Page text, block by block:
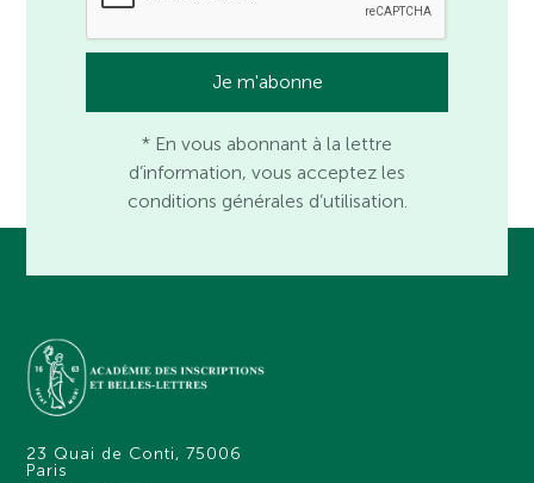
* En vous abonnant à la lettre
d’information, vous acceptez les
conditions générales d’utilisation.
23 Quai de Conti, 75006
Paris